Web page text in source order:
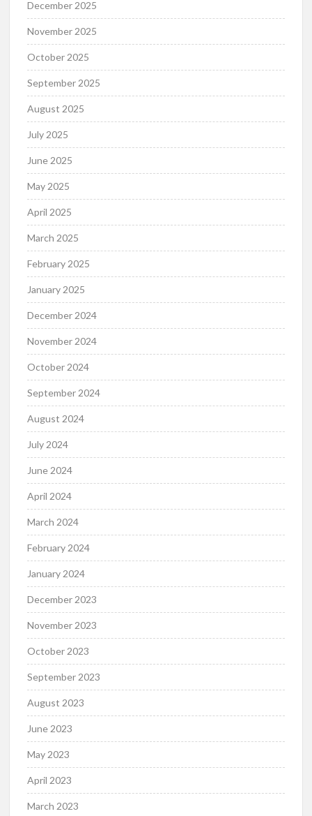
December 2025
November 2025
October 2025
September 2025
August 2025
July 2025
June 2025
May 2025
April 2025
March 2025
February 2025
January 2025
December 2024
November 2024
October 2024
September 2024
August 2024
July 2024
June 2024
April 2024
March 2024
February 2024
January 2024
December 2023
November 2023
October 2023
September 2023
August 2023
June 2023
May 2023
April 2023
March 2023